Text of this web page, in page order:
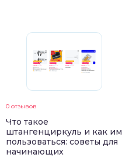
0 отзывов
Что такое
штангенциркуль и как им
пользоваться: советы для
начинающих